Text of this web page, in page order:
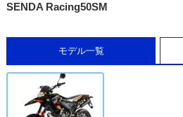
SENDA Racing50SM
モデル一覧